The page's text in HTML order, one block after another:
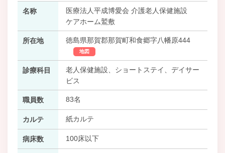
名称
医療法人平成博愛会 介護老人保健施設
ケアホーム鷲敷
所在地 徳島県那賀郡那賀町和食郷字八幡原444
地図
診療科目
老人保健施設、ショートステイ、デイサー
ビス
職員数 83名
カルテ 紙カルテ
病床数 100床以下